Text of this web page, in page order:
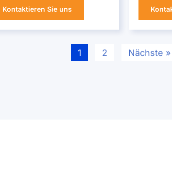
Kontaktieren Sie uns
1 2 Nächste »